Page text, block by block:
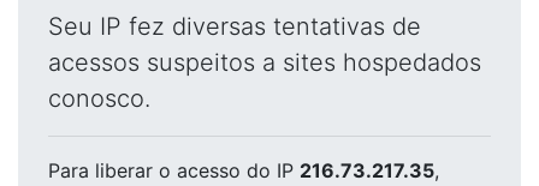
Seu IP fez diversas tentativas de
acessos suspeitos a sites hospedados
conosco.
Para liberar o acesso do IP 216.73.217.35,